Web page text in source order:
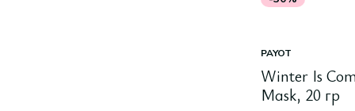
PAYOT
Winter Is
Mask, 20 гр